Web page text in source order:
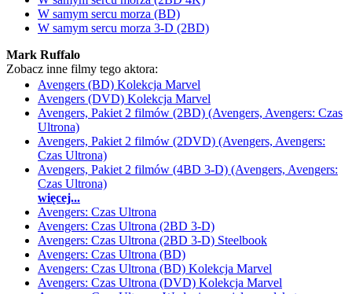
W samym sercu morza (BD)
W samym sercu morza 3-D (2BD)
Mark Ruffalo
Zobacz inne filmy tego aktora:
Avengers (BD) Kolekcja Marvel
Avengers (DVD) Kolekcja Marvel
Avengers, Pakiet 2 filmów (2BD) (Avengers, Avengers: Czas
Ultrona)
Avengers, Pakiet 2 filmów (2DVD) (Avengers, Avengers:
Czas Ultrona)
Avengers, Pakiet 2 filmów (4BD 3-D) (Avengers, Avengers:
Czas Ultrona)
więcej...
Avengers: Czas Ultrona
Avengers: Czas Ultrona (2BD 3-D)
Avengers: Czas Ultrona (2BD 3-D) Steelbook
Avengers: Czas Ultrona (BD)
Avengers: Czas Ultrona (BD) Kolekcja Marvel
Avengers: Czas Ultrona (DVD) Kolekcja Marvel